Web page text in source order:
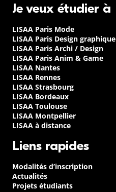
Je veux étudier à
LISAA Paris Mode
LISAA Paris Design graphique
LISAA Paris Archi / Design
LISAA Paris Anim & Game
LISAA Nantes
LISAA Rennes
LISAA Strasbourg
LISAA Bordeaux
LISAA Toulouse
LISAA Montpellier
LISAA à distance
Liens rapides
Modalités d’inscription
Actualités
Projets étudiants